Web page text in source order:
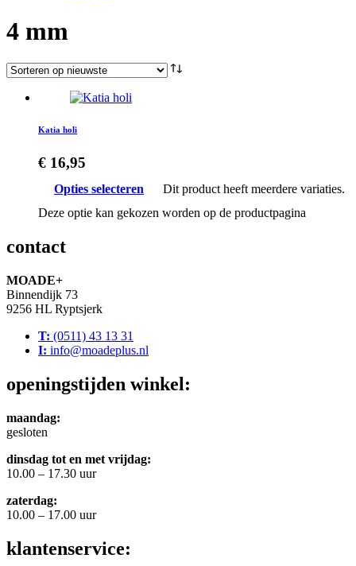
4 mm
Katia holi
€ 16,95
Opties selecteren
Dit product heeft meerdere variaties.
Deze optie kan gekozen worden op de productpagina
contact
MOADE+
Binnendijk 73
9256 HL Ryptsjerk
T: (0511) 43 13 31
I: info@moadeplus.nl
openingstijden winkel:
maandag:
gesloten
dinsdag tot en met vrijdag:
10.00 – 17.30 uur
zaterdag:
10.00 – 17.00 uur
klantenservice: